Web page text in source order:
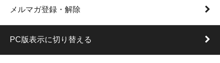
メルマガ登録・解除
PC版表示に切り替える